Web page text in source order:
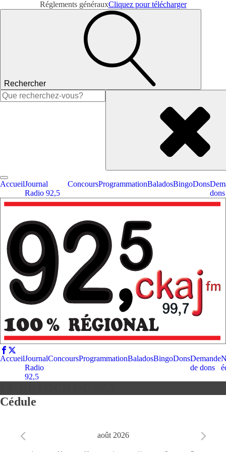
Réglements générauxCliquez pour télécharger
Rechercher
Rechercher :
AccueilJournal
Radio 92,5
ConcoursProgrammationBaladosBingoDons
dons
AccueilJournal
Radio
92,5
ConcoursProgrammationBaladosBingoDonsDemande
de dons
Cédule
août 2026